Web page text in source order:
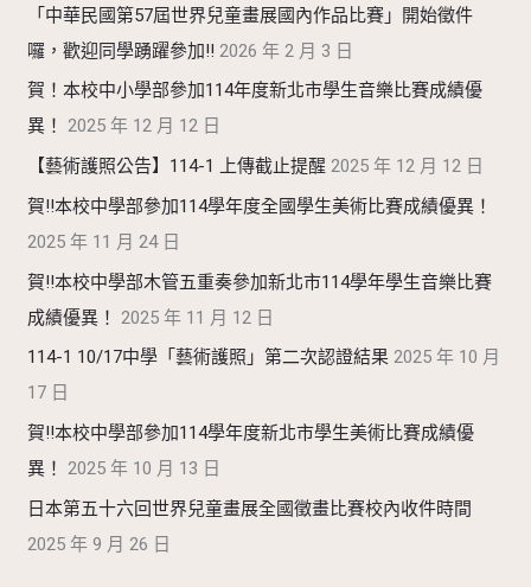
「中華民國第57屆世界兒童畫展國內作品比賽」開始徵件
囉，歡迎同學踴躍參加!! 2026 年 2 月 3 日
賀！本校中小學部參加114年度新北市學生音樂比賽成績優
異！ 2025 年 12 月 12 日
【藝術護照公告】114-1 上傳截止提醒 2025 年 12 月 12 日
賀!!本校中學部參加114學年度全國學生美術比賽成績優異！
2025 年 11 月 24 日
賀!!本校中學部木管五重奏參加新北市114學年學生音樂比賽
成績優異！ 2025 年 11 月 12 日
114-1 10/17中學「藝術護照」第二次認證結果 2025 年 10 月
17 日
賀!!本校中學部參加114學年度新北市學生美術比賽成績優
異！ 2025 年 10 月 13 日
日本第五十六回世界兒童畫展全國徵畫比賽校內收件時間
2025 年 9 月 26 日